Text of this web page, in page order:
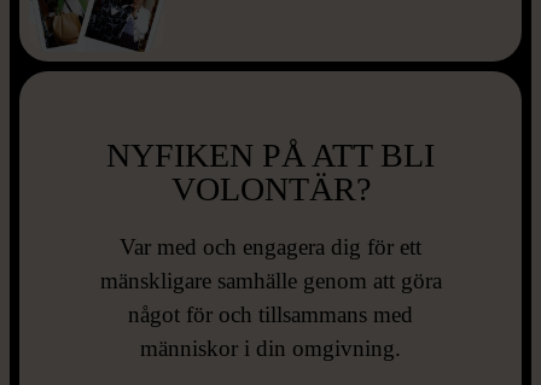
NYFIKEN PÅ ATT BLI
VOLONTÄR?
Var med och engagera dig för ett
mänskligare samhälle genom att göra
något för och tillsammans med
människor i din omgivning.